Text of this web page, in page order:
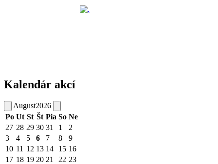
Kalendár akcí
August2026
Po Ut St Št Pia So Ne
27 28 29 30 31 1
2
3
4 5 6 7 8
9
10 11 12 13 14 15 16
17 18 19 20 21 22 23